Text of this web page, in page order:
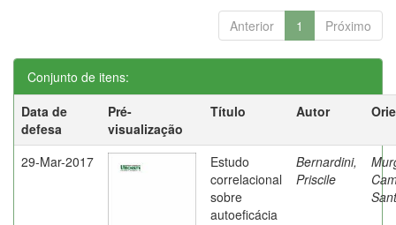
Anterior 1 Próximo
Conjunto de itens:
Data de
defesa
Pré-
visualização
Título Autor
29-Mar-2017
Estudo
correlacional
sobre
autoeficácia
Bernardini,
Priscile